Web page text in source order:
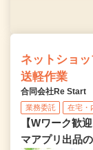
ネットショ
送軽作業
合同会社Re Start
業務委託 在宅・
【Wワーク歓
マアプリ出品